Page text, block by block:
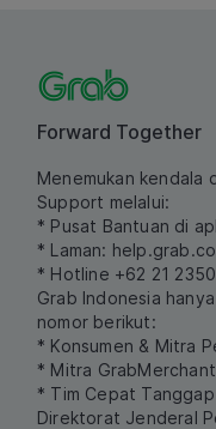
Forward Together
Menemukan kendala
Support melalui:
* Pusat Bantuan di
* Laman:
* Hotline +62 21
Grab Indonesia
nomor berikut:
* Konsumen & Mitra
* Mitra
* Tim Cepat
Direktorat Jenderal